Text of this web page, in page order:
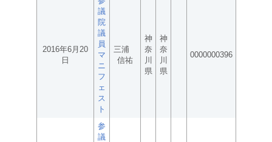
2016年6月20
日
議
院
議
員
マ
ニ
フ
ェ
ス
ト
三浦
信祐
神
奈
川
県
神
奈
川
県
0000000396
参
議